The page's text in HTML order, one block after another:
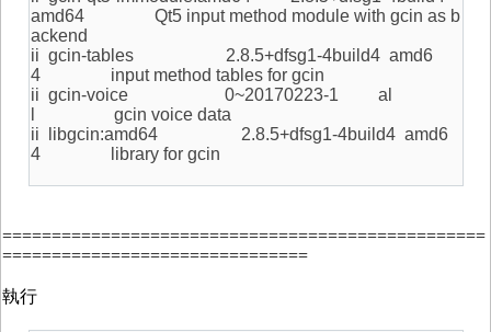
amd64 Qt5 input method module with gcin as b
ackend
ii gcin-tables 2.8.5+dfsg1-4build4 amd6
4 input method tables for gcin
ii gcin-voice 0~20170223-1 al
l gcin voice data
ii libgcin:amd64 2.8.5+dfsg1-4build4 amd6
4 library for gcin
=================================================
===============================
執行